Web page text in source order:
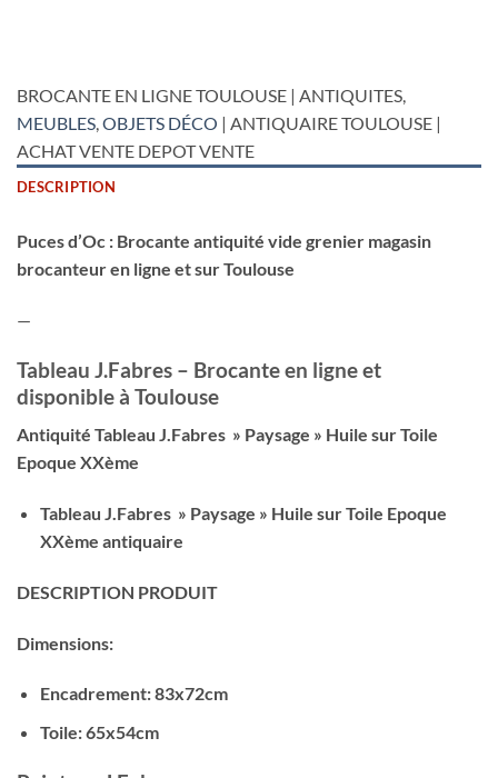
BROCANTE EN LIGNE TOULOUSE | ANTIQUITES,
MEUBLES,OBJETS DÉCO | ANTIQUAIRE TOULOUSE |
ACHAT VENTE DEPOT VENTE
DESCRIPTION
Puces d’Oc : Brocante antiquité vide grenier magasin
brocanteur en ligne et sur Toulouse
—
Tableau J.Fabres – Brocante en ligne et
disponible à Toulouse
Antiquité Tableau J.Fabres » Paysage » Huile sur Toile
Epoque XXème
Tableau J.Fabres » Paysage » Huile sur Toile Epoque
XXème antiquaire
DESCRIPTION PRODUIT
Dimensions:
Encadrement: 83x72cm
Toile: 65x54cm